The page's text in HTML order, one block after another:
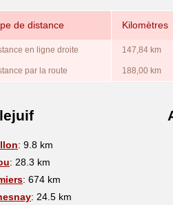
de distance Kilomètres
en ligne droite 147,84 km
par la route 188,00 km
: 9.8 km
: 28.3 km
: 674 km
: 24.5 km